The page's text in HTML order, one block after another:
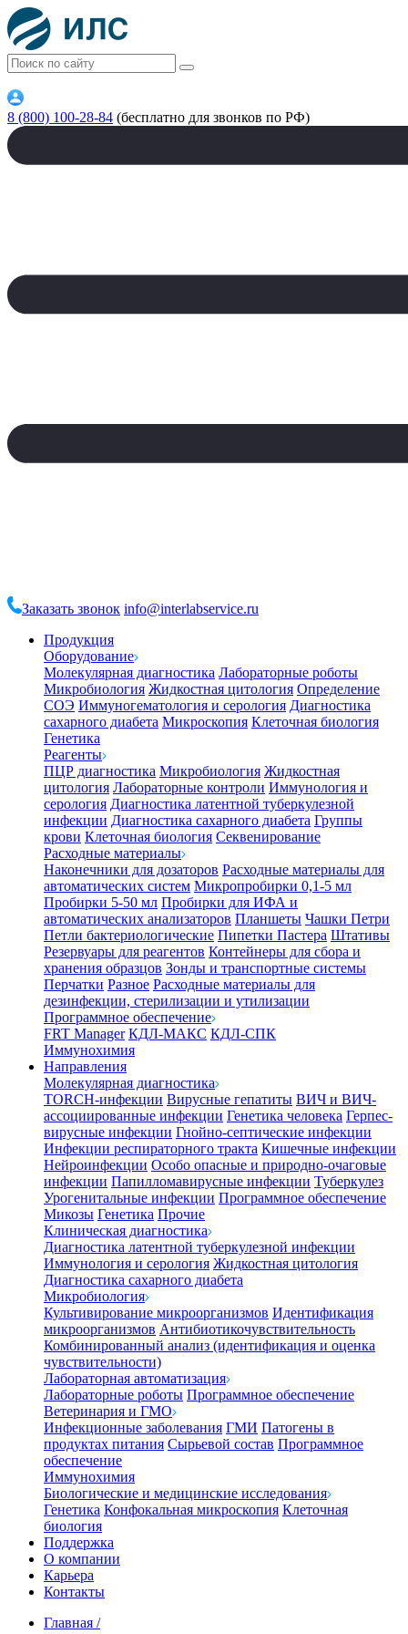
8 (800) 100-28-84 (бесплатно для звонков по РФ)
Заказать звонок info@interlabservice.ru
Продукция
Оборудование
Молекулярная диагностика Лабораторные роботы
Микробиология Жидкостная цитология Определение
СОЭ Иммуногематология и серология Диагностика
сахарного диабета Микроскопия Клеточная биология
Генетика
Реагенты
ПЦР диагностика Микробиология Жидкостная
цитология Лабораторные контроли Иммунология и
серология Диагностика латентной туберкулезной
инфекции Диагностика сахарного диабета Группы
крови Клеточная биология Секвенирование
Расходные материалы
Наконечники для дозаторов Расходные материалы для
автоматических систем Микропробирки 0,1-5 мл
Пробирки 5-50 мл Пробирки для ИФА и
автоматических анализаторов Планшеты Чашки Петри
Петли бактериологические Пипетки Пастера Штативы
Резервуары для реагентов Контейнеры для сбора и
хранения образцов Зонды и транспортные системы
Перчатки Разное Расходные материалы для
дезинфекции, стерилизации и утилизации
Программное обеспечение
FRT Manager КДЛ-МАКС КДЛ-СПК
Иммунохимия
Направления
Молекулярная диагностика
TORCH-инфекции Вирусные гепатиты ВИЧ и ВИЧ-
ассоциированные инфекции Генетика человека Герпес-
вирусные инфекции Гнойно-септические инфекции
Инфекции респираторного тракта Кишечные инфекции
Нейроинфекции Особо опасные и природно-очаговые
инфекции Папилломавирусные инфекции Туберкулез
Урогенитальные инфекции Программное обеспечение
Микозы Генетика Прочие
Клиническая диагностика
Диагностика латентной туберкулезной инфекции
Иммунология и серология Жидкостная цитология
Диагностика сахарного диабета
Микробиология
Культивирование микроорганизмов Идентификация
микроорганизмов Антибиотикочувствительность
Комбинированный анализ (идентификация и оценка
чувствительности)
Лабораторная автоматизация
Лабораторные роботы Программное обеспечение
Ветеринария и ГМО
Инфекционные заболевания ГМИ Патогены в
продуктах питания Сырьевой состав Программное
обеспечение
Иммунохимия
Биологические и медицинские исследования
Генетика Конфокальная микроскопия Клеточная
биология
Поддержка
О компании
Карьера
Контакты
Главная /